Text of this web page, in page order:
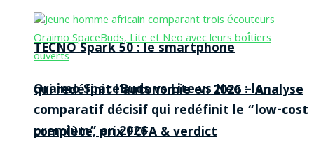
TECNO Spark 50 : le smartphone
qui redéfinit l’autonomie en 2026 – Analyse
complète, prix FCFA & verdict
Oraimo SpaceBuds vs Lite vs Neo : le
comparatif décisif qui redéfinit le “low-cost
premium” en 2026